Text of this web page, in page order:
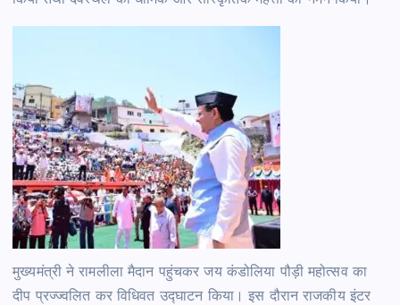
मुख्यमंत्री ने रामलीला मैदान पहुंचकर जय कंडोलिया पौड़ी महोत्सव का
दीप प्रज्ज्वलित कर विधिवत उद्घाटन किया। इस दौरान राजकीय इंटर